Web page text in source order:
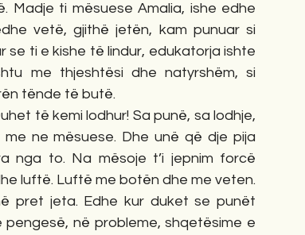
Madje ti mësuese Amalia, ishe edhe
vetë, gjithë jetën, kam punuar si
se ti e kishe të lindur, edukatorja ishte
me thjeshtësi dhe natyrshëm, si
tënde të butë.
të kemi lodhur! Sa punë, sa lodhje,
ne mësuese. Dhe unë që dje pija
nga to. Na mësoje t’i jepnim forcë
luftë. Luftë me botën dhe me veten.
pret jeta. Edhe kur duket se punët
në probleme, shqetësime e